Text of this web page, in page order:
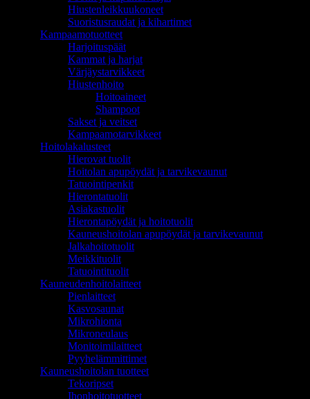
Hiustenleikkuukoneet
Suoristusraudat ja kihartimet
Kampaamotuotteet
Harjoituspäät
Kammat ja harjat
Värjäystarvikkeet
Hiustenhoito
Hoitoaineet
Shampoot
Sakset ja veitset
Kampaamotarvikkeet
Hoitolakalusteet
Hierovat tuolit
Hoitolan apupöydät ja tarvikevaunut
Tatuointipenkit
Hierontatuolit
Asiakastuolit
Hierontapöydät ja hoitotuolit
Kauneushoitolan apupöydät ja tarvikevaunut
Jalkahoitotuolit
Meikkituolit
Tatuointituolit
Kauneudenhoitolaitteet
Pienlaitteet
Kasvosaunat
Mikrohionta
Mikroneulaus
Monitoimilaitteet
Pyyhelämmittimet
Kauneushoitolan tuotteet
Tekoripset
Ihonhoitotuotteet